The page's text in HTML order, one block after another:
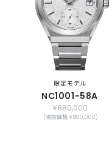
限定モデル
NC1001-58A
￥880,000
(税抜価格 ￥800,000)